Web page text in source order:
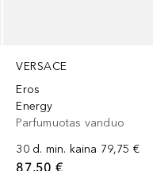
VERSACE
Eros
Energy
Parfumuotas vanduo
30 d. min. kaina 79,75 €
87,50 €